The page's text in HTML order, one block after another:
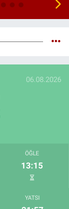
06.08.2026
ÖĞLE
13:15
YATSI